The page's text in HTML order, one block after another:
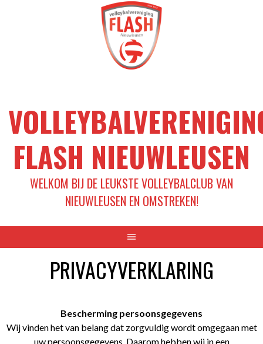
FLASH NIEUWLEUSEN
WELKOM BIJ DE LEUKSTE VOLLEYBALCLUB VAN
NIEUWLEUSEN EN OMSTREKEN!
PRIVACYVERKLARING
Bescherming persoonsgegevens
Wij vinden het van belang dat zorgvuldig wordt omgegaan met
uw persoonsgegevens. Daarom hebben wij in een